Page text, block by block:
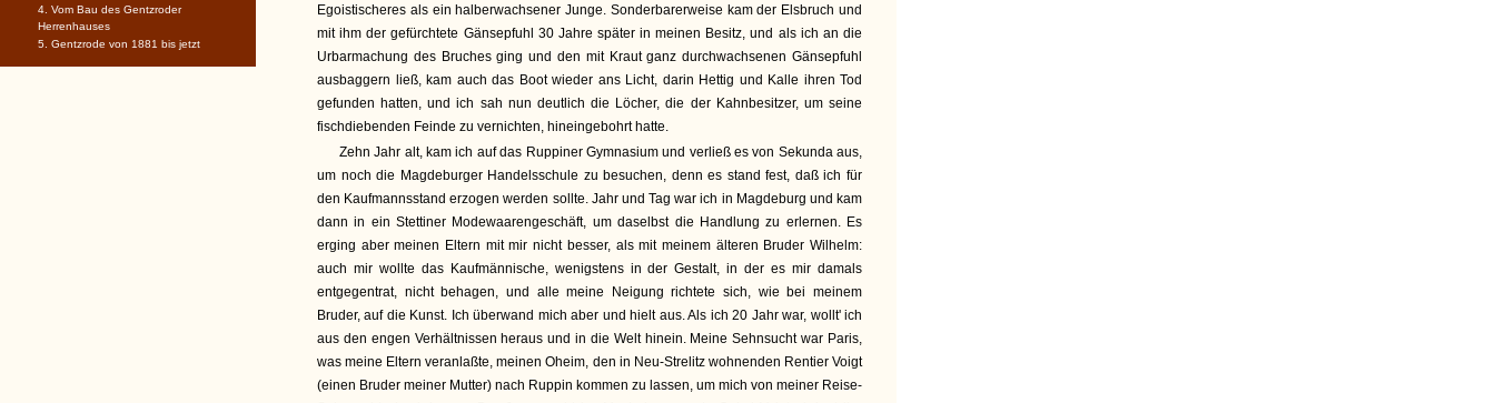
Egoistischeres als ein halberwachsener Junge. Sonderbarerweise kam der Elsbruch und
mit ihm der gefürchtete Gänsepfuhl 30 Jahre später in meinen Besitz, und als ich an die
Urbarmachung des Bruches ging und den mit Kraut ganz durchwachsenen Gänsepfuhl
ausbaggern ließ, kam auch das Boot wieder ans Licht, darin Hettig und Kalle ihren Tod
gefunden hatten, und ich sah nun deutlich die Löcher, die der Kahnbesitzer, um seine
fischdiebenden Feinde zu vernichten, hineingebohrt hatte.
Zehn Jahr alt, kam ich auf das Ruppiner Gymnasium und verließ es von Sekunda aus,
um noch die Magdeburger Handelsschule zu besuchen, denn es stand fest, daß ich für
den Kaufmannsstand erzogen werden sollte. Jahr und Tag war ich in Magdeburg und kam
dann in ein Stettiner Modewaarengeschäft, um daselbst die Handlung zu erlernen. Es
erging aber meinen Eltern mit mir nicht besser, als mit meinem älteren Bruder Wilhelm:
auch mir wollte das Kaufmännische, wenigstens in der Gestalt, in der es mir damals
entgegentrat, nicht behagen, und alle meine Neigung richtete sich, wie bei meinem
Bruder, auf die Kunst. Ich überwand mich aber und hielt aus. Als ich 20 Jahr war, wollt' ich
aus den engen Verhältnissen heraus und in die Welt hinein. Meine Sehnsucht war Paris,
was meine Eltern veranlaßte, meinen Oheim, den in Neu-Strelitz wohnenden Rentier Voigt
(einen Bruder meiner Mutter) nach Ruppin kommen zu lassen, um mich von meiner Reise-
4. Vom Bau des Gentzroder
Herrenhauses
5. Gentzrode von 1881 bis jetzt